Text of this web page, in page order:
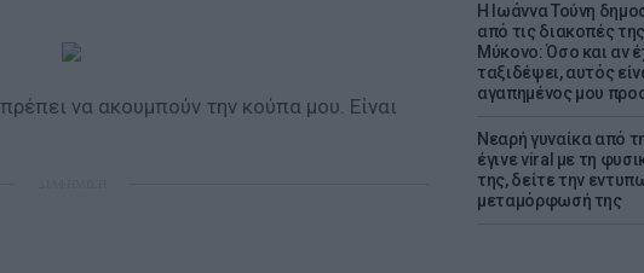
Η Ιωάννα Τούνη
από τις διακοπές
Μύκονο: Όσο και αν
ταξιδέψει, αυτός
αγαπημένος μου
Νεαρή γυναίκα από
έγινε viral με τη
της, δείτε την
μεταμόρφωσή της
να ακουμπούν την κούπα μου. Είναι